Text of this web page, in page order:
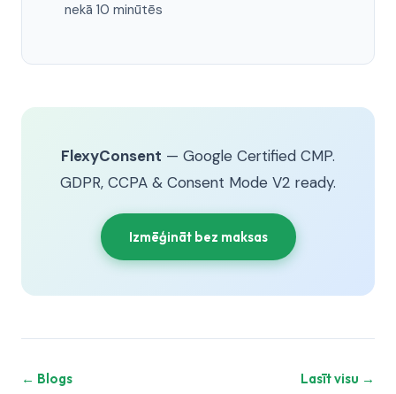
nekā 10 minūtēs
FlexyConsent — Google Certified CMP.
GDPR, CCPA & Consent Mode V2 ready.
Izmēģināt bez maksas
← Blogs Lasīt visu →